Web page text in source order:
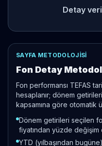
Detay
SAYFA METODOLOJISI
Fon Detay
Fon performansı TEFAS
hesaplanır; dönem
kapsamına göre otomatik
Dönem getirileri seçilen
fiyatından yüzde değişim
YTD (yılbaşından